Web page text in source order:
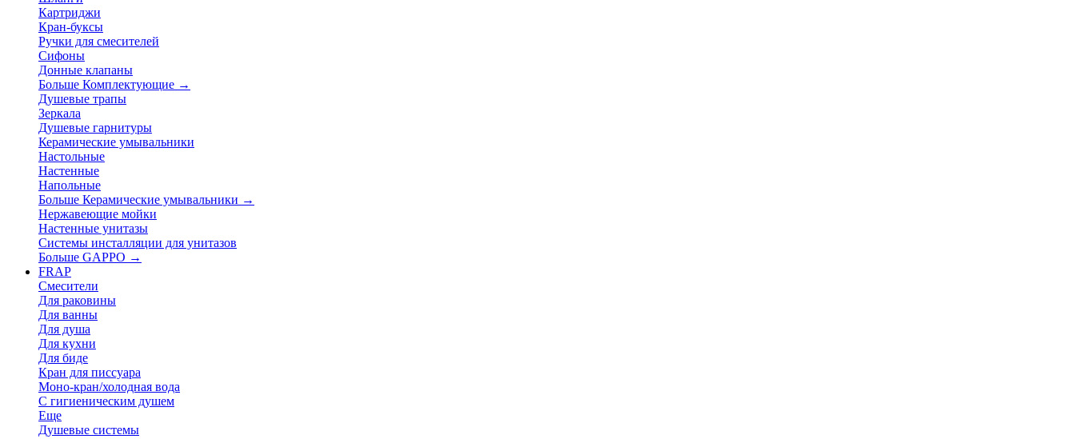
Картриджи
Кран-буксы
Ручки для смесителей
Сифоны
Донные клапаны
Больше Комплектующие →
Душевые трапы
Зеркала
Душевые гарнитуры
Керамические умывальники
Настольные
Настенные
Напольные
Больше Керамические умывальники →
Нержавеющие мойки
Настенные унитазы
Системы инсталляции для унитазов
Больше GAPPO →
FRAP
Смесители
Для раковины
Для ванны
Для душа
Для кухни
Для биде
Кран для писсуара
Моно-кран/холодная вода
С гигиеническим душем
Еще
Душевые системы